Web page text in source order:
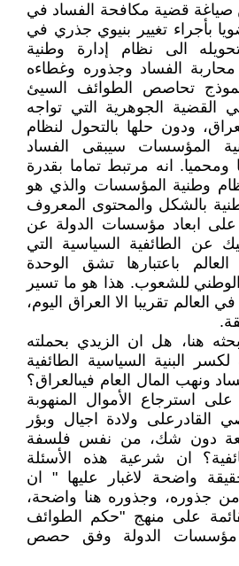
صياغة قضية مكافحة الفساد في
بأجراء تغيير بنيوي جذري في
الى نظام إدارة وطنية
الفساد وجذوره وغطاءه
نموذج تحاصص الطوائف السيئ
القضية الجوهرية التي تواجه
ودون حلها بالتحول لنظام
المؤسسات سيبقى الفساد
ومحميا. انه مرتبط تماما بقدرة
وطنية المؤسسات والذي هو
بالشكل والمحتوى المعروف
على ابعاد مؤسسات الدولة عن
عن الطائفية السياسية التي
باعتبارها تشق الوحدة
الوطني للشعوب. هذا هو ما تسير
العالم تقريبا الا العراق اليوم،
هنا، هل ان الزيدي بحملته
البنية السياسية الطائفية
ونهب المال العام فيىالعراق؟
استرجاع الأموال المنهوبة
القادرعلى ولادة اجيال وبؤر
دون شك، من نفس فلسفة
ان شرعية هذه الأسئلة
واضحة لاغبار عليها " ان
جذوره، وجذوره هنا واضحة،
القائمة على منهج "حكم الطوائف
مؤسسات الدولة وفق حصص